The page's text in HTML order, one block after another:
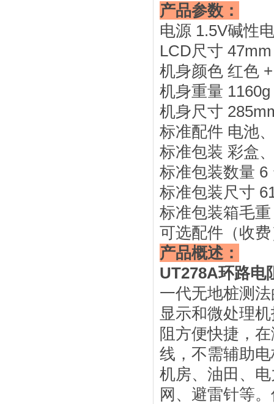
产品参数：
电源 1.5V碱性
LCD尺寸
机身颜色 红
机身重量 1160g
机身尺寸
标准配件 电池
标准包装 彩盒
标准包装数量 6
标准包装尺寸
标准包装箱毛
可选配件（收
产品概述：
UT278A环路电
一代无地桩测
显示和微处理
阻方便快捷，
线，不需辅助
机房、油田、
网、避雷针等